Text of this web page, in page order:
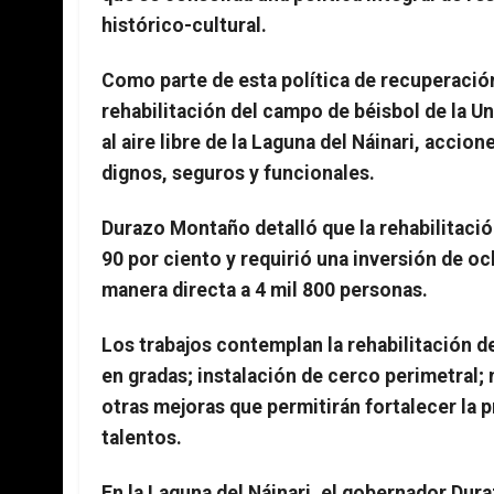
histórico-cultural.
Como parte de esta política de
rehabilitación del campo de béisbol de la
al aire libre de la Laguna del Náinari,
dignos, seguros y funcionales.
Durazo Montaño detalló que la
90 por ciento y requirió una inversión de
manera directa a 4 mil 800 personas.
Los trabajos contemplan la rehabilitación
en gradas; instalación de cerco
otras mejoras que permitirán fortalecer la
talentos.